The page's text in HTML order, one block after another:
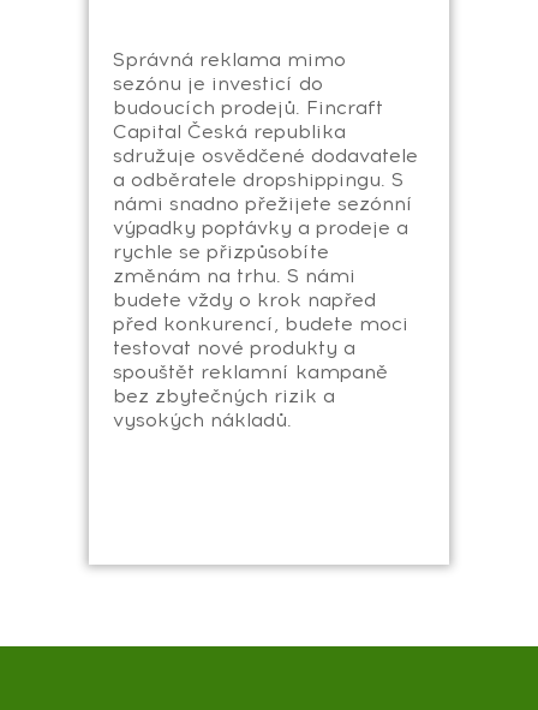
Správná reklama mimo
sezónu je investicí do
budoucích prodejů. Fincraft
Capital Česká republika
sdružuje osvědčené dodavatele
a odběratele dropshippingu. S
námi snadno přežijete sezónní
výpadky poptávky a prodeje a
rychle se přizpůsobíte
změnám na trhu. S námi
budete vždy o krok napřed
před konkurencí, budete moci
testovat nové produkty a
spouštět reklamní kampaně
bez zbytečných rizik a
vysokých nákladů.